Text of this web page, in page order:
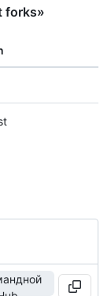
forks»